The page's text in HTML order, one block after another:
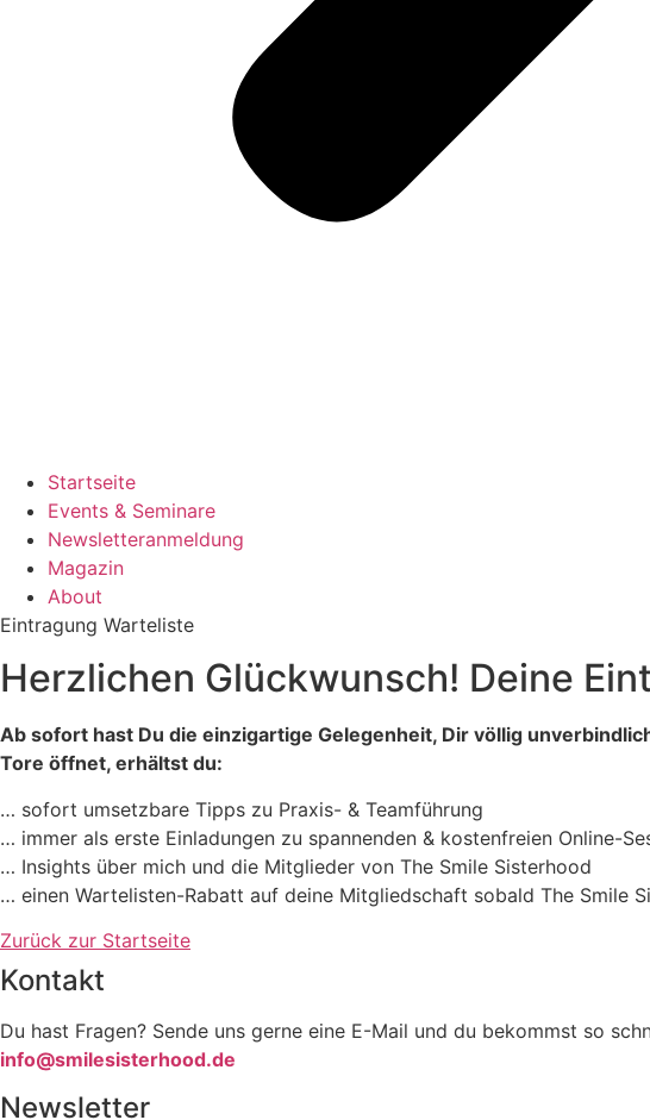
Startseite
Events & Seminare
Newsletteranmeldung
Magazin
About
Eintragung Warteliste
Herzlichen Glückwunsch! Deine
Ab sofort hast Du die einzigartige Gelegenheit, Dir völlig
Tore öffnet, erhältst du:
… sofort umsetzbare Tipps zu Praxis- & Teamführung
… immer als erste Einladungen zu spannenden & kostenfreien Online-
… Insights über mich und die Mitglieder von The Smile Sisterhood
… einen Wartelisten-Rabatt auf deine Mitgliedschaft sobald The Smile
Zurück zur Startseite
Kontakt
Du hast Fragen? Sende uns gerne eine E-Mail und du bekommst so
info@smilesisterhood.de
Newsletter